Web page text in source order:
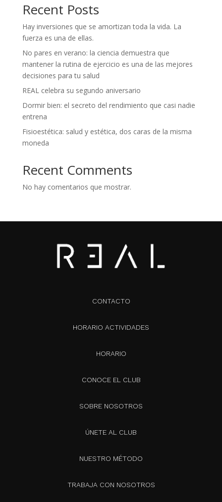
Recent Posts
Hay inversiones que se amortizan toda la vida. La
fuerza es una de ellas.
No pares en verano: la ciencia demuestra que
mantener la rutina de ejercicio es una de las mejores
decisiones para tu salud
REAL celebra su segundo aniversario
Dormir bien: el secreto del rendimiento que casi nadie
entrena
Fisioestética: salud y estética, dos caras de la misma
moneda
Recent Comments
No hay comentarios que mostrar.
CONTACTO
HORARIO ACTIVIDADES
HORARIO
CONOCE EL CLUB
SOBRE NOSOTROS
ÚNETE AL CLUB
NUESTRO MÉTODO
TRABAJA CON NOSOTROS